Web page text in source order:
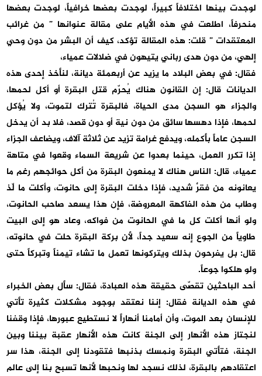
لوجدت بينها اختلافاً كبيراً، لوجدت بعضها خرافياً، لوجدت بعضها
منحرفاً، اطلعت في هذه الأيام على مقالة عنوانها ” من غرائب
المعتقدات ” قلت: هذه المقالة تؤكد، كيف أن البشر من دون وحي
إلهي، من دون هدى رباني يتيهون في ضلالات عمياء،
فقال: في بعض البلاد ما يزيد عن أربعمئة ديانة، لنأخذ إحدى هذه
الديانات قال: إن القانون هناك يُحرّم قتل البقرة أو أكل لحمها،
والجزاء هو السجن مدى الحياة، فالبقرة تُترك لتموت، ولا يُؤكل
لحمها، فإذا دهسها سائق من دون نية أو دون قصد، فلا بد أن يدخل
السجن عاماً بأكمله، ويدفع غرامة تزيد عن ثلاثة آلاف، ويضاعف الجزاء
إذا تكرر العمل، حينما بعدوا عن شريعة السماء وقعوا في متاهة
عمياء، قال: الناس هناك لا يمنعون البقرة من أكل حوائجهم رغم ما
يعانونه من فقرٌ شديد، فإذا دخلت البقرة إلى حانوت، وأكلت ما لّذ
وطاب من هذه الفاكهة المعروضة، فإن هذا يسعد صاحب الحانوت،
ولو أنها أكلت كل ما في الحانوت من فواكه، وعاد هو إلى البيت
طاوياً من الجوع إنه سعيد جداً، لأن بركة البقرة حلت في حانوته،
قال: بل يفرحون بذلك ويتركونها تعمل ما تشاء تيمناً وتبركاً حتى
ولو هلكوا جوعاً.
أحد الباحثين تقصّى حقيقة هذه العبادة، فقال: سأل بعض الخبراء
في هذه الديانة فقال: إننا نعتقد بوجود مشكلات كثيرة تأتي
للإنسان بعد الموت، وأن أمامنا أنهاراً لا نستطيع عبورها، فإذا وقفنا
لنجتاز هذه الأنهار إلى الجنة كانت هذه الأنهار عقبة بيننا وبين
الجنة، فتأتي البقرة ونمسك بذنبها فتقودنا إلى الجنة، هذا سر
اعتقادهم بالبقرة، لذلك نسجد لها ونحبها لأنها تسبح بنا إلى عالم